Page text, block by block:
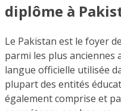
diplôme à
Le Pakistan est le foyer
parmi les plus anciennes
langue officielle utilisée
plupart des entités
également comprise et